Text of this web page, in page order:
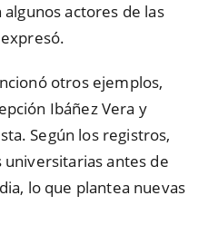
actores de las
otros ejemplos,
Ibáñez Vera y
Según los registros,
antes de
lo que plantea nuevas